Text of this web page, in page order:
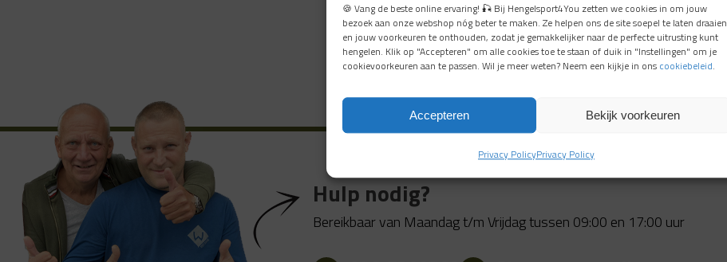
🍪 Vang de beste online ervaring! 🎣 Bij Hengelsport4You zetten we cookies in om jouw
bezoek aan onze webshop nóg beter te maken. Ze helpen ons de site soepel te laten draaien
en jouw voorkeuren te onthouden, zodat je gemakkelijker naar de perfecte uitrusting kunt
hengelen. Klik op "Accepteren" om alle cookies toe te staan of duik in "Instellingen" om je
cookievoorkeuren aan te passen. Wil je meer weten? Neem een kijkje in ons cookiebeleid.
Accepteren Bekijk voorkeuren
Privacy PolicyPrivacy Policy
Hulp nodig?
Bereikbaar van Maandag t/m Vrijdag tussen 09:00 en 17:00 uur